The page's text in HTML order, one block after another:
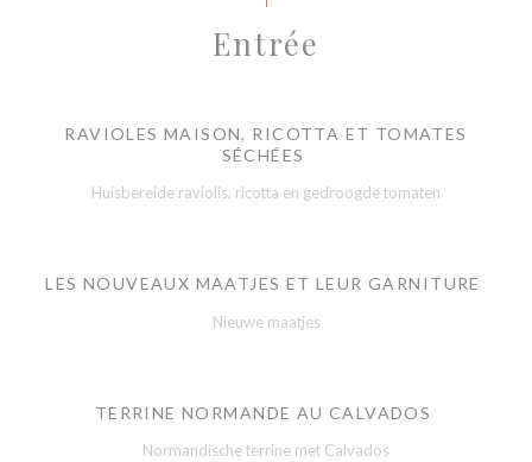
Entrée
RAVIOLES MAISON, RICOTTA ET TOMATES
SÉCHÉES
Huisbereide raviolis, ricotta en gedroogde tomaten
LES NOUVEAUX MAATJES ET LEUR GARNITURE
Nieuwe maatjes
TERRINE NORMANDE AU CALVADOS
Normandische terrine met Calvados